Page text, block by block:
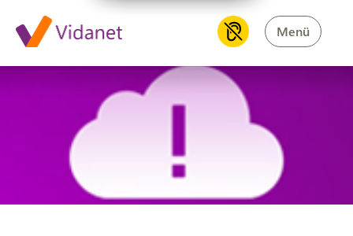
Menü
Szolgáltatáskiesés Győrben